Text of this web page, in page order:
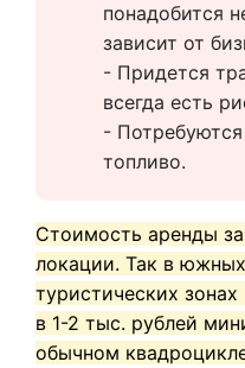
понадобится
зависит от
- Придется
всегда есть
-
топливо.
Стоимость аренды
локации. Так в
туристических
в 1-2 тыс. рублей
обычном